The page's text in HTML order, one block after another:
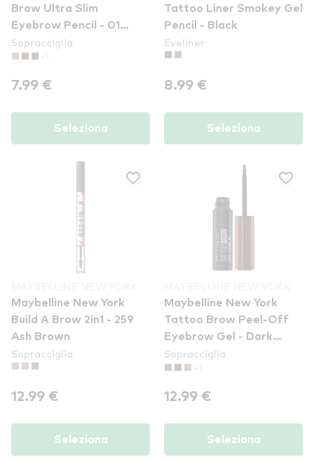
Brow Ultra Slim
Eyebrow Pencil - 01
Blonde
Sopracciglia
7.99 €
Seleziona
Tattoo Liner Smokey Gel
Pencil - Black
Eyeliner
8.99 €
Seleziona
Maybelline New York
Build A Brow 2in1 - 259
Ash Brown
Sopracciglia
12.99 €
Seleziona
Maybelline New York
Tattoo Brow Peel-Off
Eyebrow Gel - Dark
Brown
Sopracciglia
12.99 €
Seleziona